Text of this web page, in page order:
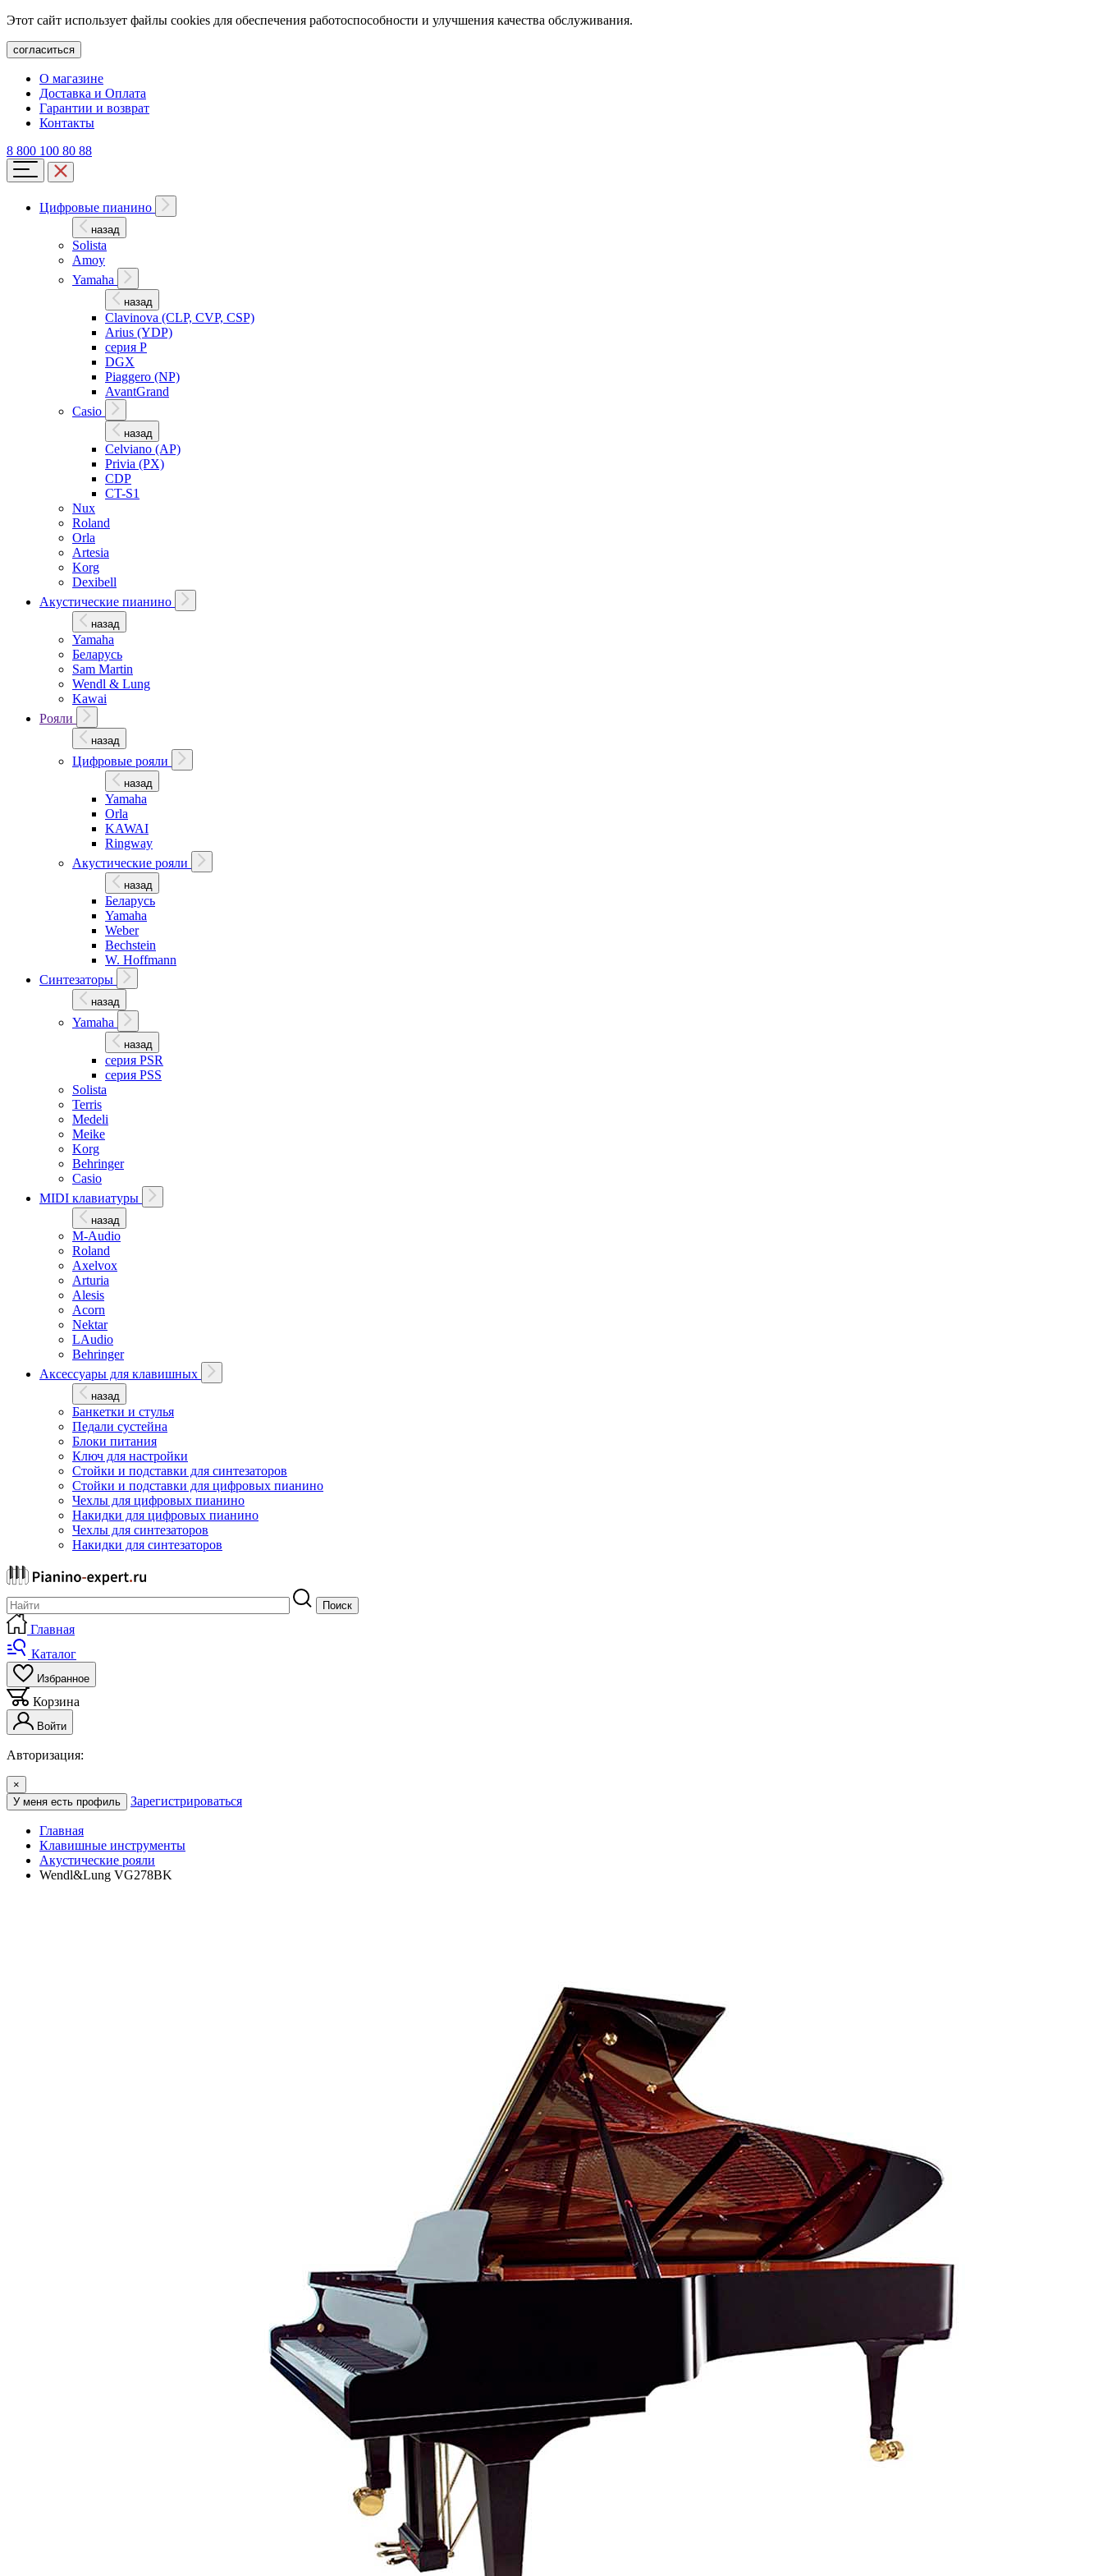
Этот сайт использует файлы cookies для обеспечения работоспособности и улучшения качества обслуживания.
согласиться
О магазине
Доставка и Оплата
Гарантии и возврат
Контакты
8 800 100 80 88
Цифровые пианино
назад
Solista
Amoy
Yamaha
назад
Clavinova (CLP, CVP, CSP)
Arius (YDP)
серия P
DGX
Piaggero (NP)
AvantGrand
Casio
назад
Celviano (AP)
Privia (PX)
CDP
CT-S1
Nux
Roland
Orla
Artesia
Korg
Dexibell
Акустические пианино
назад
Yamaha
Беларусь
Sam Martin
Wendl & Lung
Kawai
Рояли
назад
Цифровые рояли
назад
Yamaha
Orla
KAWAI
Ringway
Акустические рояли
назад
Беларусь
Yamaha
Weber
Bechstein
W. Hoffmann
Синтезаторы
назад
Yamaha
назад
серия PSR
серия PSS
Solista
Terris
Medeli
Meike
Korg
Behringer
Casio
MIDI клавиатуры
назад
M-Audio
Roland
Axelvox
Arturia
Alesis
Acorn
Nektar
LAudio
Behringer
Аксессуары для клавишных
назад
Банкетки и стулья
Педали сустейна
Блоки питания
Ключ для настройки
Стойки и подставки для синтезаторов
Стойки и подставки для цифровых пианино
Чехлы для цифровых пианино
Накидки для цифровых пианино
Чехлы для синтезаторов
Накидки для синтезаторов
Поиск
Главная
Каталог
Избранное
Корзина
Войти
Авторизация:
×
У меня есть профиль
Зарегистрироваться
Главная
Клавишные инструменты
Акустические рояли
Wendl&Lung VG278BK